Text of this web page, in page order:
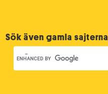
Sök även gamla sajterna